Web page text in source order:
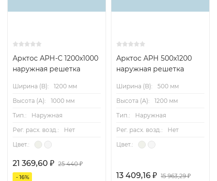
Арктос АРН-С 1200x1000
наружная решетка
Ширина (B):
1200 мм
Высота (А):
1000 мм
Тип.:
Наружная
Рег. расх. возд.:
Нет
Цвет.:
21 369,60 ₽ 25 440₽
- 16%
Арктос АРН 500x1200
наружная решетка
Ширина (B):
500 мм
Высота (А):
1200 мм
Тип.:
Наружная
Рег. расх. возд.:
Нет
Цвет.:
13 409,16 ₽ 15 963,29₽